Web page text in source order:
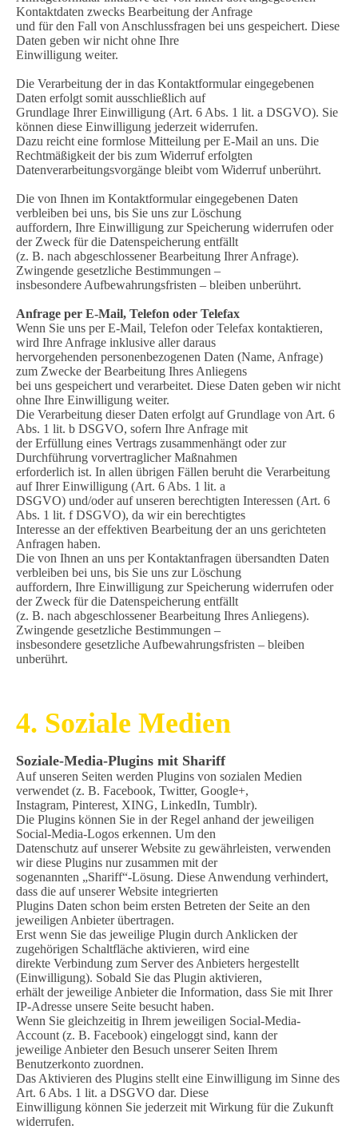
Kontaktdaten zwecks Bearbeitung der Anfrage
und für den Fall von Anschlussfragen bei uns gespeichert. Diese
Daten geben wir nicht ohne Ihre
Einwilligung weiter.
Die Verarbeitung der in das Kontaktformular eingegebenen
Daten erfolgt somit ausschließlich auf
Grundlage Ihrer Einwilligung (Art. 6 Abs. 1 lit. a DSGVO). Sie
können diese Einwilligung jederzeit widerrufen.
Dazu reicht eine formlose Mitteilung per E-Mail an uns. Die
Rechtmäßigkeit der bis zum Widerruf erfolgten
Datenverarbeitungsvorgänge bleibt vom Widerruf unberührt.
Die von Ihnen im Kontaktformular eingegebenen Daten
verbleiben bei uns, bis Sie uns zur Löschung
auffordern, Ihre Einwilligung zur Speicherung widerrufen oder
der Zweck für die Datenspeicherung entfällt
(z. B. nach abgeschlossener Bearbeitung Ihrer Anfrage).
Zwingende gesetzliche Bestimmungen –
insbesondere Aufbewahrungsfristen – bleiben unberührt.
Anfrage per E-Mail, Telefon oder Telefax
Wenn Sie uns per E-Mail, Telefon oder Telefax kontaktieren,
wird Ihre Anfrage inklusive aller daraus
hervorgehenden personenbezogenen Daten (Name, Anfrage)
zum Zwecke der Bearbeitung Ihres Anliegens
bei uns gespeichert und verarbeitet. Diese Daten geben wir nicht
ohne Ihre Einwilligung weiter.
Die Verarbeitung dieser Daten erfolgt auf Grundlage von Art. 6
Abs. 1 lit. b DSGVO, sofern Ihre Anfrage mit
der Erfüllung eines Vertrags zusammenhängt oder zur
Durchführung vorvertraglicher Maßnahmen
erforderlich ist. In allen übrigen Fällen beruht die Verarbeitung
auf Ihrer Einwilligung (Art. 6 Abs. 1 lit. a
DSGVO) und/oder auf unseren berechtigten Interessen (Art. 6
Abs. 1 lit. f DSGVO), da wir ein berechtigtes
Interesse an der effektiven Bearbeitung der an uns gerichteten
Anfragen haben.
Die von Ihnen an uns per Kontaktanfragen übersandten Daten
verbleiben bei uns, bis Sie uns zur Löschung
auffordern, Ihre Einwilligung zur Speicherung widerrufen oder
der Zweck für die Datenspeicherung entfällt
(z. B. nach abgeschlossener Bearbeitung Ihres Anliegens).
Zwingende gesetzliche Bestimmungen –
insbesondere gesetzliche Aufbewahrungsfristen – bleiben
unberührt.
4. Soziale Medien
Soziale-Media-Plugins mit Shariff
Auf unseren Seiten werden Plugins von sozialen Medien
verwendet (z. B. Facebook, Twitter, Google+,
Instagram, Pinterest, XING, LinkedIn, Tumblr).
Die Plugins können Sie in der Regel anhand der jeweiligen
Social-Media-Logos erkennen. Um den
Datenschutz auf unserer Website zu gewährleisten, verwenden
wir diese Plugins nur zusammen mit der
sogenannten „Shariff“-Lösung. Diese Anwendung verhindert,
dass die auf unserer Website integrierten
Plugins Daten schon beim ersten Betreten der Seite an den
jeweiligen Anbieter übertragen.
Erst wenn Sie das jeweilige Plugin durch Anklicken der
zugehörigen Schaltfläche aktivieren, wird eine
direkte Verbindung zum Server des Anbieters hergestellt
(Einwilligung). Sobald Sie das Plugin aktivieren,
erhält der jeweilige Anbieter die Information, dass Sie mit Ihrer
IP-Adresse unsere Seite besucht haben.
Wenn Sie gleichzeitig in Ihrem jeweiligen Social-Media-
Account (z. B. Facebook) eingeloggt sind, kann der
jeweilige Anbieter den Besuch unserer Seiten Ihrem
Benutzerkonto zuordnen.
Das Aktivieren des Plugins stellt eine Einwilligung im Sinne des
Art. 6 Abs. 1 lit. a DSGVO dar. Diese
Einwilligung können Sie jederzeit mit Wirkung für die Zukunft
widerrufen.